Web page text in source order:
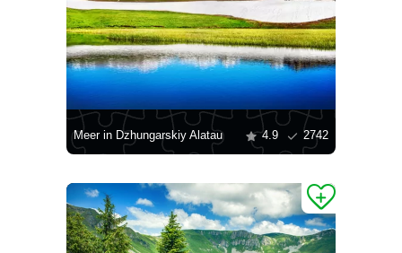
Meer in Dzhungarskiy Alatau 4.9 2742